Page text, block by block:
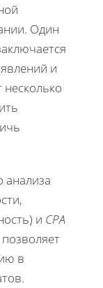
Один
и
анализа
и CPA
в